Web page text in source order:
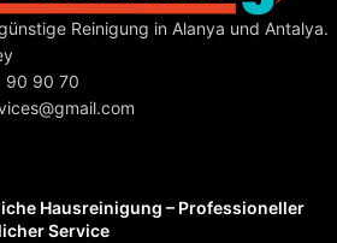
Reinigung in Alanya und Antalya.
90 90 70
Hausreinigung – Professioneller
Service